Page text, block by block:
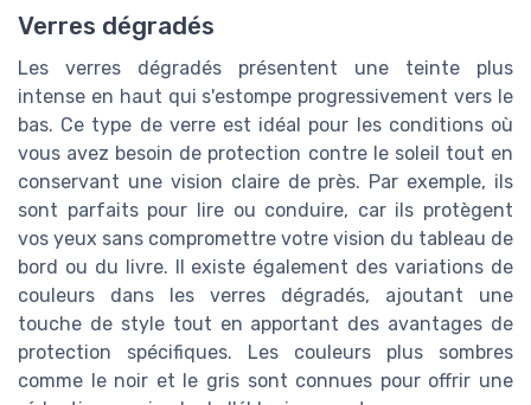
Verres dégradés
Les verres dégradés présentent une teinte plus
intense en haut qui s'estompe progressivement vers le
bas. Ce type de verre est idéal pour les conditions où
vous avez besoin de protection contre le soleil tout en
conservant une vision claire de près. Par exemple, ils
sont parfaits pour lire ou conduire, car ils protègent
vos yeux sans compromettre votre vision du tableau de
bord ou du livre. Il existe également des variations de
couleurs dans les verres dégradés, ajoutant une
touche de style tout en apportant des avantages de
protection spécifiques. Les couleurs plus sombres
comme le noir et le gris sont connues pour offrir une